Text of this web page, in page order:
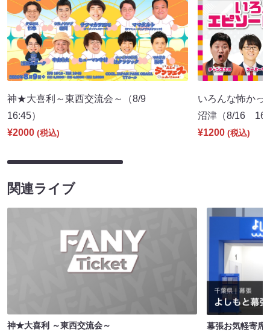
神★大喜利～東西交流会～（8/9
16:45）
¥2000 (税込)
いろんな怖かっ
沼津（8/16
¥1200 (税込)
関連ライブ
神★大喜利 ～東西交流会～
幕張お気軽寄席